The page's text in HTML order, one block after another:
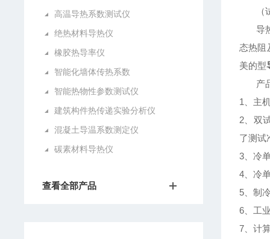
高温导热系数测试仪
绝热材料导热仪
橡胶热导率仪
智能化墙体传热系数
智能热物性参数测试仪
建筑构件热传递实验分析仪
混凝土导温系数测定仪
碳素材料导热仪
查看全部产品
导
态热阻
美的型
产
1
、主
2 、双
了测试
3 、冷
4 、冷
5 、制
6 、工
7 、计